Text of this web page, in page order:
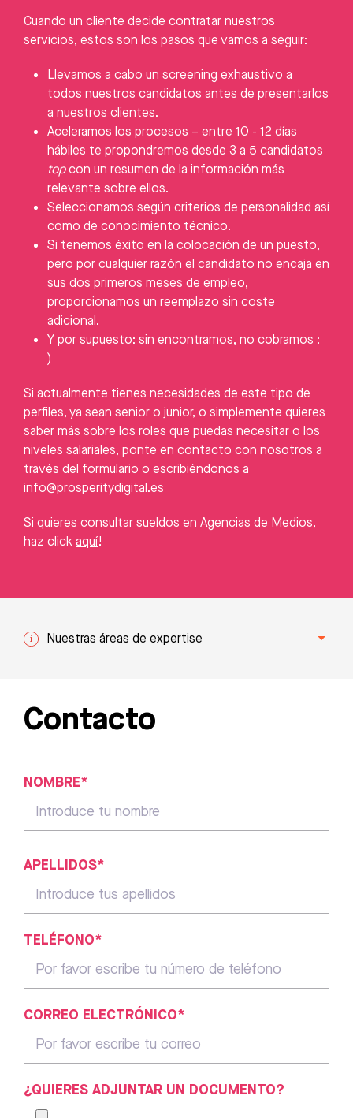
Cuando un cliente decide contratar nuestros
servicios, estos son los pasos que vamos a seguir:
Llevamos a cabo un screening exhaustivo a
todos nuestros candidatos antes de presentarlos
a nuestros clientes.
Aceleramos los procesos – entre 10 - 12 días
hábiles te propondremos desde 3 a 5 candidatos
topcon un resumen de la información más
relevante sobre ellos.
Seleccionamos según criterios de personalidad así
como de conocimiento técnico.
Si tenemos éxito en la colocación de un puesto,
pero por cualquier razón el candidato no encaja en
sus dos primeros meses de empleo,
proporcionamos un reemplazo sin coste
adicional.
Y por supuesto: sin encontramos, no cobramos :
)
Si actualmente tienes necesidades de este tipo de
perfiles, ya sean senior o junior, o simplemente quieres
saber más sobre los roles que puedas necesitar o los
niveles salariales, ponte en contacto con nosotros a
través del formulario o escribiéndonos a
info@prosperitydigital.es
Si quieres consultar sueldos en Agencias de Medios,
haz clickaquí!
Nuestras áreas de expertise
Contacto
NOMBRE*
APELLIDOS*
TELÉFONO*
CORREO ELECTRÓNICO*
¿QUIERES ADJUNTAR UN DOCUMENTO?